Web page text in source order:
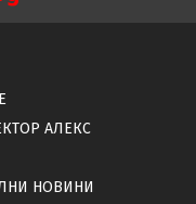
АЛЕКС
НОВИНИ